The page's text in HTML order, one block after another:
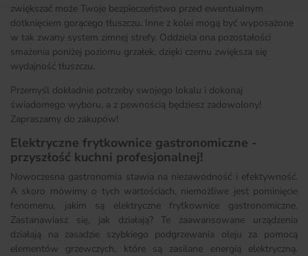
zwiększać może Twoje bezpieczeństwo przed ewentualnym
dotknięciem gorącego tłuszczu. Inne z kolei mogą być wyposażone
w tak zwany system zimnej strefy. Oddziela ona pozostałości
smażenia poniżej poziomu grzałek, dzięki czemu zwiększa się
wydajność tłuszczu.
Przemyśl dokładnie potrzeby swojego lokalu i dokonaj
świadomego wyboru, a z pewnością będziesz zadowolony!
Zapraszamy do zakupów!
Elektryczne frytkownice gastronomiczne -
przyszłość kuchni profesjonalnej!
Nowoczesna gastronomia stawia na niezawodność i efektywność.
A skoro mówimy o tych wartościach, niemożliwe jest pominięcie
fenomenu, jakim są elektryczne frytkownice gastronomiczne.
Zastanawiasz się, jak działają? Te zaawansowane urządzenia
działają na zasadzie szybkiego podgrzewania oleju za pomocą
elementów grzewczych, które są zasilane energią elektryczną.